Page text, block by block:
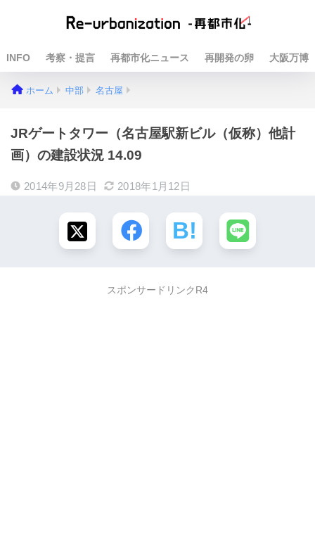
INFO 考察・提言 再都市化ニュース 再開発の卵 大阪万博
ホーム 中部 名古屋
JRゲートタワー（名古屋駅新ビル（仮称）他計
画）の建設状況 14.09
2014年9月28日 2018年1月12日
スポンサードリンクR4